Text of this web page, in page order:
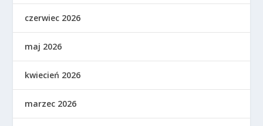
czerwiec 2026
maj 2026
kwiecień 2026
marzec 2026